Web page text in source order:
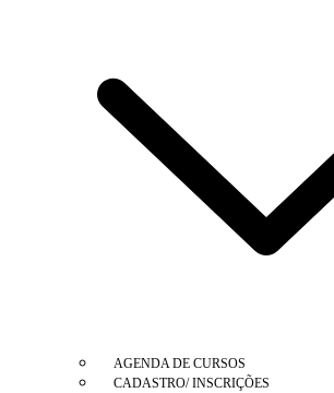
AGENDA DE CURSOS
CADASTRO/ INSCRIÇÕES